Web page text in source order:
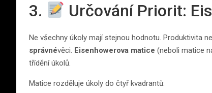
3. Určování Priorit:
Ne všechny úkoly mají stejnou hodnotu. Produktivita
správnévěci. Eisenhowerova matice (neboli matice
třídění úkolů.
Matice rozděluje úkoly do čtyř kvadrantů: